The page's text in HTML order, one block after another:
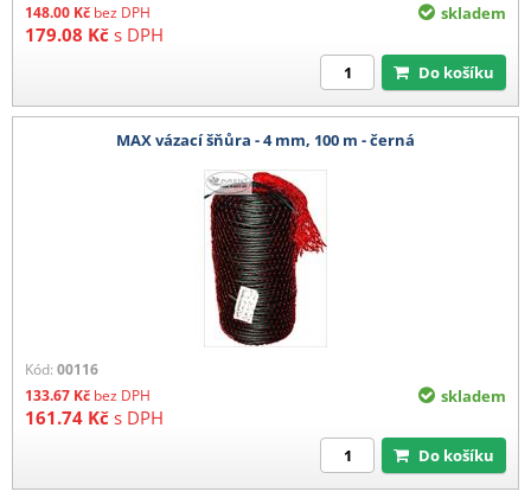
148.00 Kč bez DPH
179.08 Kč s DPH
skladem
Do košíku
MAX vázací šňůra - 4 mm, 100 m - černá
Kód: 00116
133.67 Kč bez DPH
161.74 Kč s DPH
skladem
Do košíku